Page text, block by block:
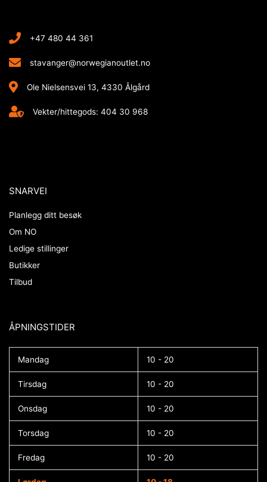
+47 480 44 361
stavanger@norwegianoutlet.no
Ole Nielsensvei 13, 4330 Ålgård
Vekter/hittegods: 404 30 968
SNARVEI
Planlegg ditt besøk
Om NO
Ledige stillinger
Butikker
Tilbud
ÅPNINGSTIDER​
Mandag 10 - 20
Tirsdag 10 - 20
Onsdag 10 - 20
Torsdag 10 - 20
Fredag 10 - 20